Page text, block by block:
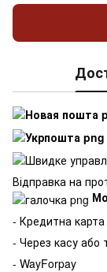
Відправка на
- Кредитна карта
- Через касу або
- WayForpay